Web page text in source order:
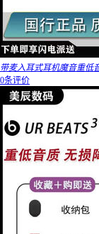
带麦入耳式耳机魔音重低
0条评价